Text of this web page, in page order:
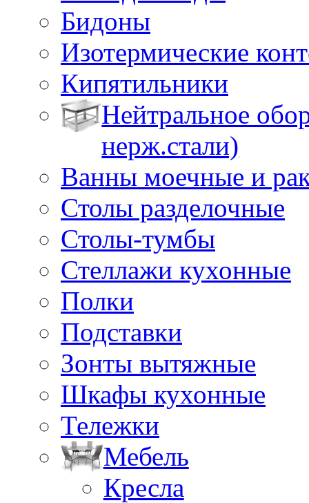
Бидоны
Изотермические
Кипятильники
Нейтральное
нерж.стали)
Ванны моечные и
Столы разделочные
Столы-тумбы
Стеллажи кухонные
Полки
Подставки
Зонты вытяжные
Шкафы кухонные
Тележки
Мебель
Кресла